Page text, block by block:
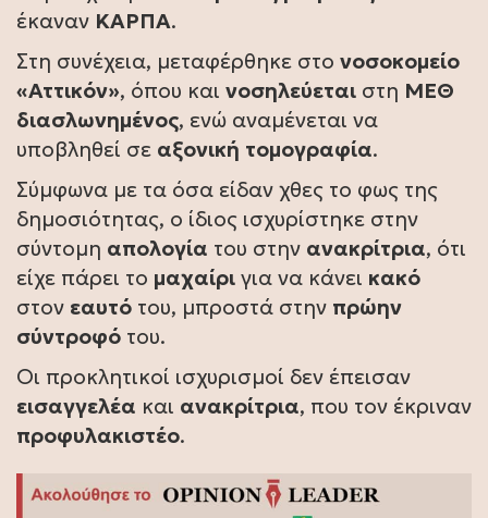
έκαναν ΚΑΡΠΑ.
Στη συνέχεια, μεταφέρθηκε στο νοσοκομείο
«Αττικόν», όπου και νοσηλεύεται στη ΜΕΘ
διασλωνημένος, ενώ αναμένεται να
υποβληθεί σε αξονική τομογραφία.
Σύμφωνα με τα όσα είδαν χθες το φως της
δημοσιότητας, ο ίδιος ισχυρίστηκε στην
σύντομη απολογία του στην ανακρίτρια, ότι
είχε πάρει το μαχαίρι για να κάνει κακό
στον εαυτό του, μπροστά στην πρώην
σύντροφό του.
Οι προκλητικοί ισχυρισμοί δεν έπεισαν
εισαγγελέα και ανακρίτρια, που τον έκριναν
προφυλακιστέο.